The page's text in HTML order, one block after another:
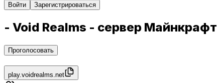
Войти Зарегистрироваться
- Void Realms - сервер Майнкрафт
Проголосовать
play.voidrealms.net